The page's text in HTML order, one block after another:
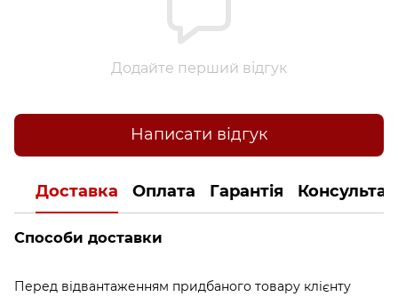
Додайте перший відгук
Написати відгук
Доставка Оплата Гарантія
Способи доставки
Перед відвантаженням придбаного товару клієнту